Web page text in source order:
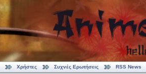
Χρήστες Συχνές Ερωτήσεις RSS News